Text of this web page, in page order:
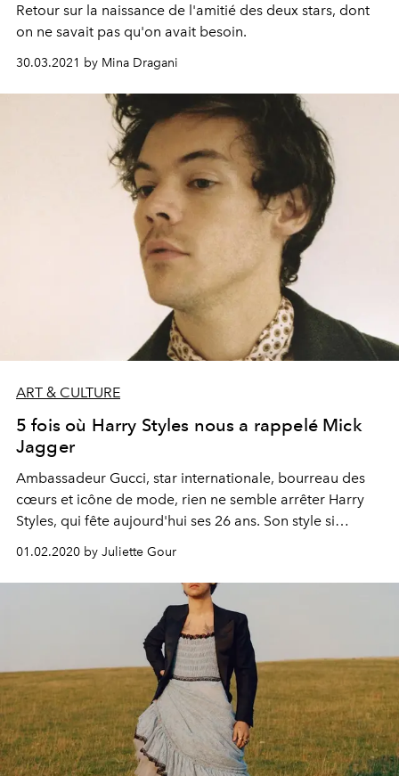
Retour sur la naissance de l'amitié des deux stars, dont
on ne savait pas qu'on avait besoin.
30.03.2021 by Mina Dragani
ART & CULTURE
5 fois où Harry Styles nous a rappelé Mick
Jagger
Ambassadeur Gucci, star internationale, bourreau des
cœurs et icône de mode, rien ne semble arrêter Harry
Styles, qui fête aujourd'hui ses 26 ans. Son style si
particulier n'est pas sans nous rappeler une autre icône
de la musique et du style : Mick Jagger. Voici 5 fois où
Harry Styles ressemblait, quasi trait pour trait, au leader
01.02.2020 by Juliette Gour